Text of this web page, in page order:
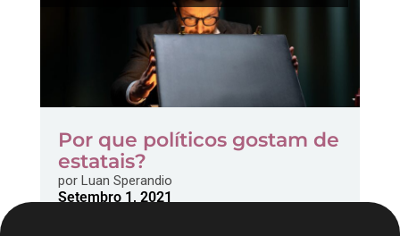
Por que políticos gostam de
estatais?
porLuan Sperandio
Setembro 1, 2021